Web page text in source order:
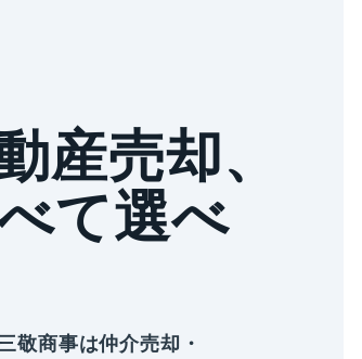
産売却、
て選べ
敬商事は仲介売却・